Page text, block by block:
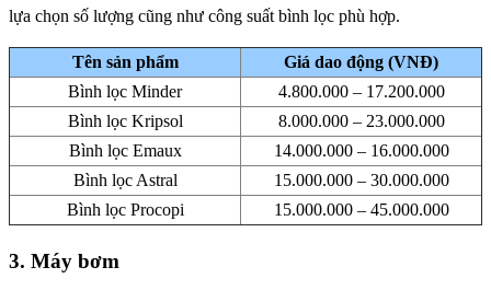
lựa chọn số lượng cũng như công suất bình lọc phù hợp.
Tên sản phẩm
Giá dao động (VNĐ)
Bình lọc Minder
4.800.000 – 17.200.000
Bình lọc Kripsol
8.000.000 – 23.000.000
Bình lọc Emaux
14.000.000 – 16.000.000
Bình lọc Astral
15.000.000 – 30.000.000
Bình lọc Procopi
15.000.000 – 45.000.000
3. Máy bơm